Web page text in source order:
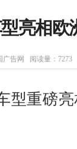
亮相
广告网 阅读量：7273
型重磅